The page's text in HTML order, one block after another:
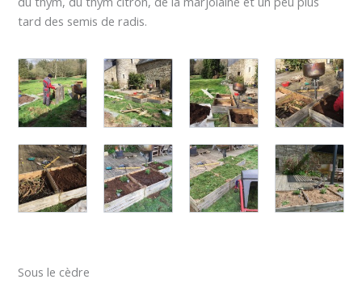
tard des semis de radis.
Sous le cèdre